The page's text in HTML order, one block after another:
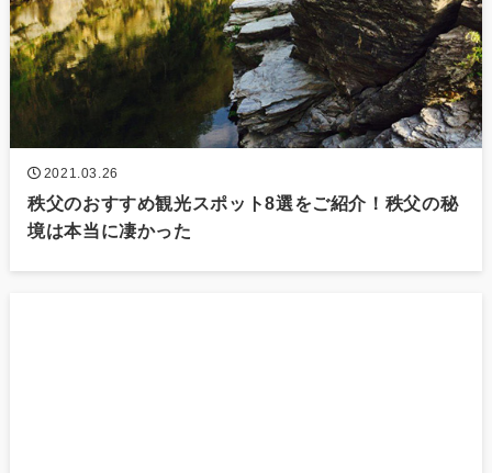
2021.03.26
秩父のおすすめ観光スポット8選をご紹介！秩父の秘
境は本当に凄かった